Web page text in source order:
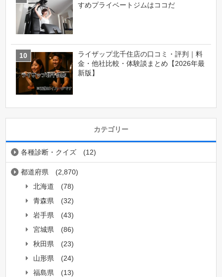
すめプライベートジムはココだ
ライザップ北千住店の口コミ・評判｜料
金・他社比較・体験談まとめ【2026年最
新版】
カテゴリー
各種診断・クイズ (12)
都道府県
(2,870)
北海道
(78)
青森県
(32)
岩手県
(43)
宮城県
(86)
秋田県
(23)
山形県
(24)
福島県
(13)